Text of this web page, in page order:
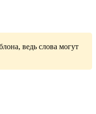
ведь слова могут